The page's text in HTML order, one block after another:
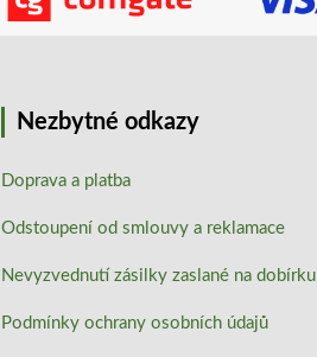
Nezbytné odkazy
Doprava a platba
Odstoupení od smlouvy a reklamace
Nevyzvednutí zásilky zaslané na dobírku
Podmínky ochrany osobních údajů